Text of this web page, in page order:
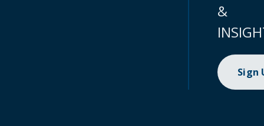
&
Sign